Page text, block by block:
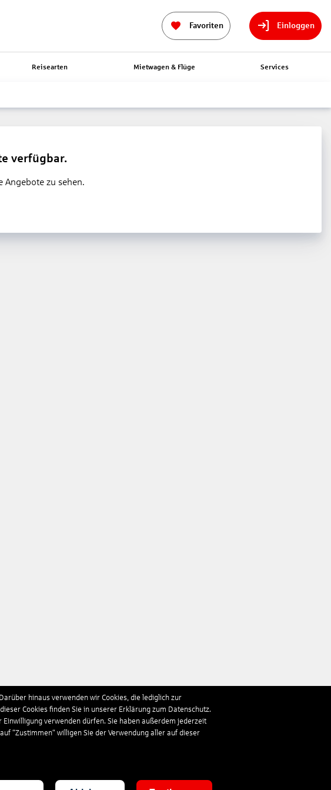
Favoriten Einloggen
Reisearten Mietwagen & Flüge Services
verfügbar.
Angebote zu sehen.
hinaus verwenden wir Cookies, die lediglich zur
Cookies finden Sie in unserer Erklärung zum Datenschutz.
verwenden dürfen. Sie haben außerdem jederzeit
“Zustimmen“ willigen Sie der Verwendung aller auf dieser